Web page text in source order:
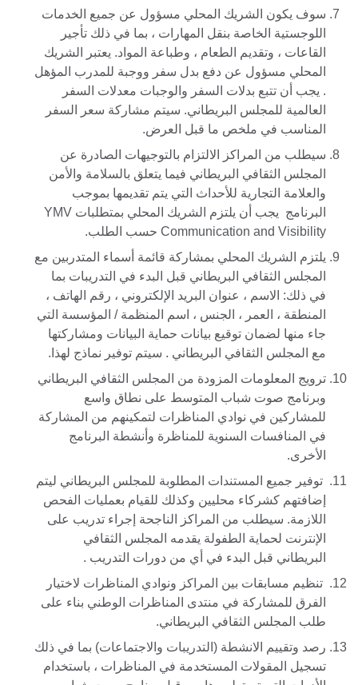
سوف يكون الشريك المحلي مسؤول عن جميع الخدمات
اللوجستية الخاصة بنقل المهارات ، بما في ذلك تأجير
القاعات ، وتقديم الطعام ، وطباعة المواد. يعتبر الشريك
المحلي مسؤول عن دفع بدل سفر ووجبة للمدرب المؤهل
. يجب أن تتبع بدلات السفر والوجبات معدلات السفر
العالمية للمجلس البريطاني. سيتم مشاركة سعر السفر
المناسب في ملخص ما قبل العرض.
سيطلب من المراكز الالتزام بالتوجيهات الصادرة عن
المجلس الثقافي البريطاني فيما يتعلق بالسلامة والأمن
والعلامة التجارية للأحداث التي يتم تقديمها بموجب
البرنامج يجب أن يلتزم الشريك المحلي بمتطلبات YMV
Communication and Visibility حسب الطلب.
يلتزم الشريك المحلي بمشاركة قائمة أسماء المتدربين مع
المجلس الثقافي البريطاني قبل البدء في التدريبات بما
في ذلك: الاسم ، عنوان البريد الإلكتروني ، رقم الهاتف ،
المنطقة ، العمر ، الجنس ، اسم المنظمة / المؤسسة التي
جاء منها لضمان توقيع بيانات حماية البيانات ومشاركتها
مع المجلس الثقافي البريطاني . سيتم توفير نماذج لهذا.
ترويج المعلومات المزودة من المجلس الثقافي البريطاني
وبرنامج صوت شباب المتوسط على نطاق واسع
للمشاركين في نوادي المناظرات لتمكينهم من المشاركة
في المنافسات السنوية للمناظرة وأنشطة البرنامج
الأخرى.
توفير جميع المستندات المطلوبة للمجلس البريطاني ليتم
إضافتهم كشركاء محليين وكذلك للقيام بعمليات الفحص
اللازمة. سيطلب من المراكز الناجحة إجراء تدريب على
الإنترنت لحماية الطفولة يقدمه المجلس الثقافي
البريطاني قبل البدء في أي من دورات التدريب .
تنظيم مسابقات بين المراكز ونوادي المناظرات لاختيار
الفرق للمشاركة في منتدى المناظرات الوطني بناء على
طلب المجلس الثقافي البريطاني.
رصد وتقييم الانشطة (التدريبات والاجتماعات) بما في ذلك
تسجيل المقولات المستخدمة في المناظرات ، باستخدام